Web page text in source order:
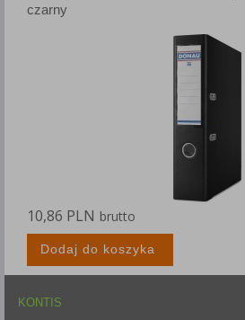
czarny
10,86 PLN brutto
Dodaj do koszyka
KONTIS